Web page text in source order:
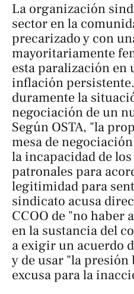
La organización
sector en la
precarizado y con
mayoritariamente
esta paralización en
inflación
duramente la
negociación de un
Según OSTA, "la
mesa de
la incapacidad de
patronales para
legitimidad para
sindicato acusa
CCOO de "no haber
en la sustancia del
a exigir un acuerdo
y de usar "la
excusa para la